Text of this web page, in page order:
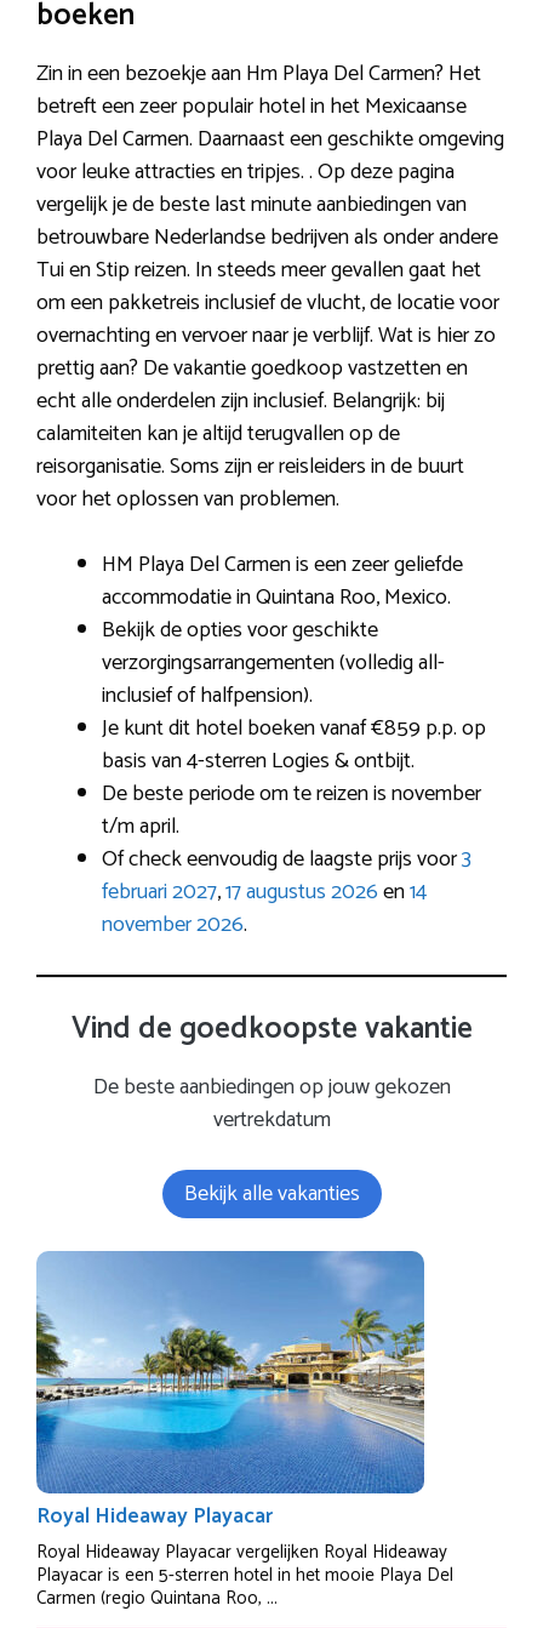
boeken
Zin in een bezoekje aan Hm Playa Del Carmen? Het
betreft een zeer populair hotel in het Mexicaanse
Playa Del Carmen. Daarnaast een geschikte omgeving
voor leuke attracties en tripjes. . Op deze pagina
vergelijk je de beste last minute aanbiedingen van
betrouwbare Nederlandse bedrijven als onder andere
Tui en Stip reizen. In steeds meer gevallen gaat het
om een pakketreis inclusief de vlucht, de locatie voor
overnachting en vervoer naar je verblijf. Wat is hier zo
prettig aan? De vakantie goedkoop vastzetten en
echt alle onderdelen zijn inclusief. Belangrijk: bij
calamiteiten kan je altijd terugvallen op de
reisorganisatie. Soms zijn er reisleiders in de buurt
voor het oplossen van problemen.
HM Playa Del Carmen is een zeer geliefde
accommodatie in Quintana Roo, Mexico.
Bekijk de opties voor geschikte
verzorgingsarrangementen (volledig all-
inclusief of halfpension).
Je kunt dit hotel boeken vanaf €859 p.p. op
basis van 4-sterren Logies & ontbijt.
De beste periode om te reizen is november
t/m april.
Of check eenvoudig de laagste prijs voor3
februari 2027,17 augustus 2026en14
november 2026.
Vind de goedkoopste vakantie
De beste aanbiedingen op jouw gekozen
vertrekdatum
Bekijk alle vakanties
Royal Hideaway Playacar
Royal Hideaway Playacar vergelijken Royal Hideaway
Playacar is een 5-sterren hotel in het mooie Playa Del
Carmen (regio Quintana Roo, ...